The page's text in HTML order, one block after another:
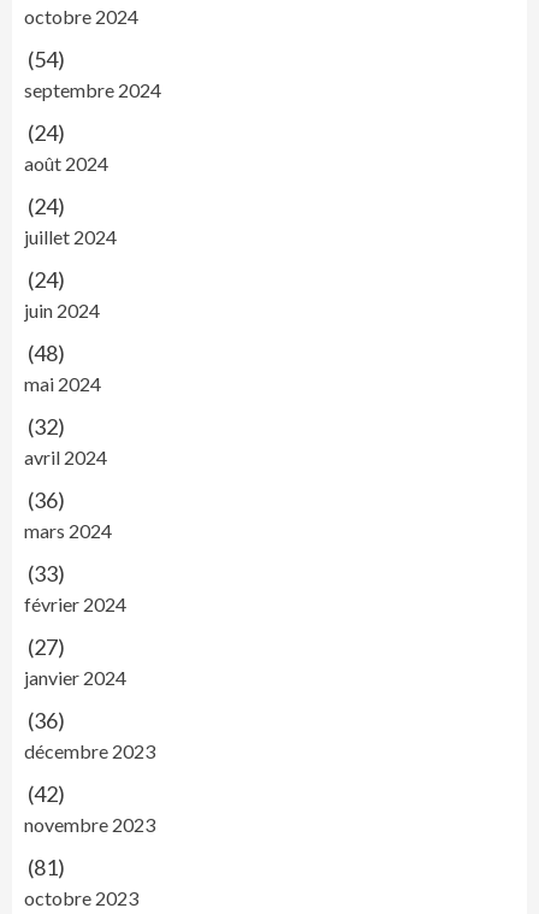
octobre 2024
(54)
septembre 2024
(24)
août 2024
(24)
juillet 2024
(24)
juin 2024
(48)
mai 2024
(32)
avril 2024
(36)
mars 2024
(33)
février 2024
(27)
janvier 2024
(36)
décembre 2023
(42)
novembre 2023
(81)
octobre 2023